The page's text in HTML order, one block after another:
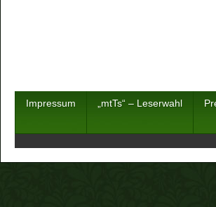
Impressum „mtTs“ – Leserwahl